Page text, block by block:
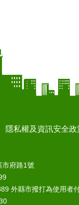
隱私權及資訊安全政
市府路1號
外縣市撥打為使用者